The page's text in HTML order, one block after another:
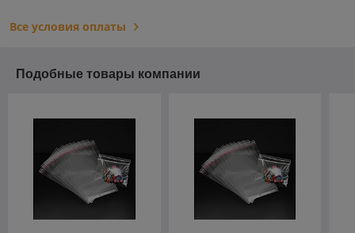
Все условия оплаты
Подобные товары компании